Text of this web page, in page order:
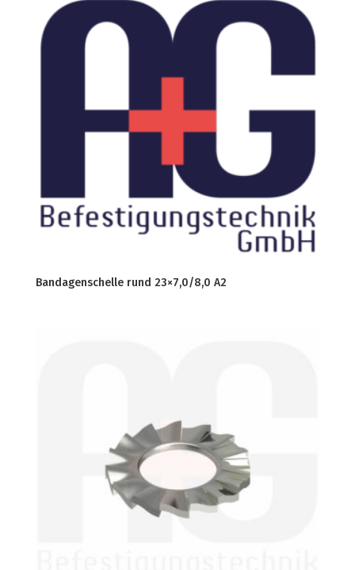
Bandagenschelle rund 23×7,0/8,0 A2